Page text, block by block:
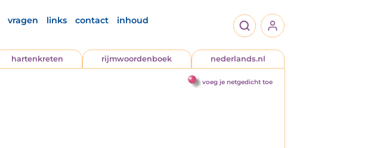
vragen links contact inhoud
hartenkreten rijmwoordenboek nederlands.nl
voeg je netgedicht toe